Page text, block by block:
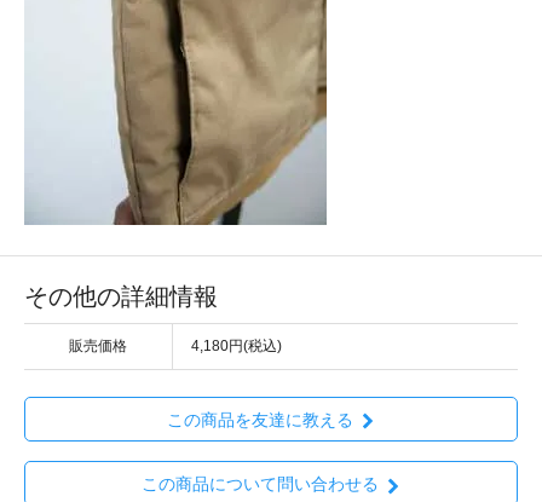
その他の詳細情報
販売価格 4,180円(税込)
この商品を友達に教える
この商品について問い合わせる